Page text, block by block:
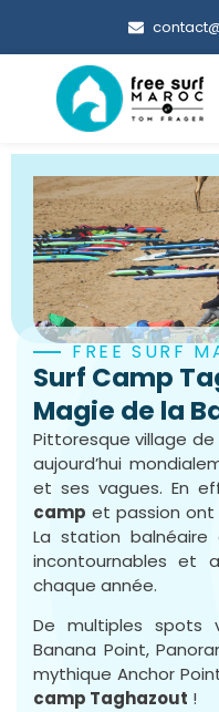
FREE SURF
Surf Camp
Magie de la
Pittoresque village
aujourd’hui
et ses vagues. En
camp et passion
La station
incontournables et
chaque année.
De multiples spots
Banana Point,
mythique Anchor
camp Taghazout !